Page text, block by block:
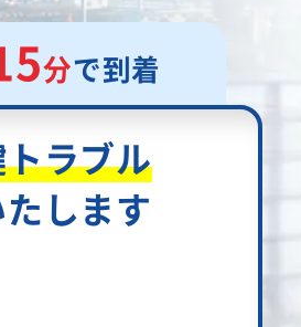
分で到着
ラブル
します